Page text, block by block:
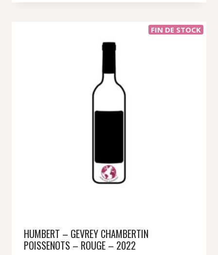
FIN DE STOCK
HUMBERT – GEVREY CHAMBERTIN
POISSENOTS – ROUGE – 2022